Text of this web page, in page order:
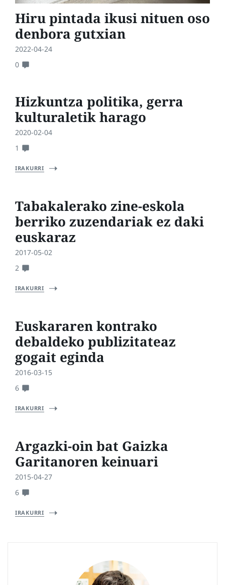
Hiru pintada ikusi nituen oso
denbora gutxian
2022-04-24
0
Hizkuntza politika, gerra
kulturaletik harago
2020-02-04
1
IRAKURRI
Tabakalerako zine-eskola
berriko zuzendariak ez daki
euskaraz
2017-05-02
2
IRAKURRI
Euskararen kontrako
debaldeko publizitateaz
gogait eginda
2016-03-15
6
IRAKURRI
Argazki-oin bat Gaizka
Garitanoren keinuari
2015-04-27
6
IRAKURRI